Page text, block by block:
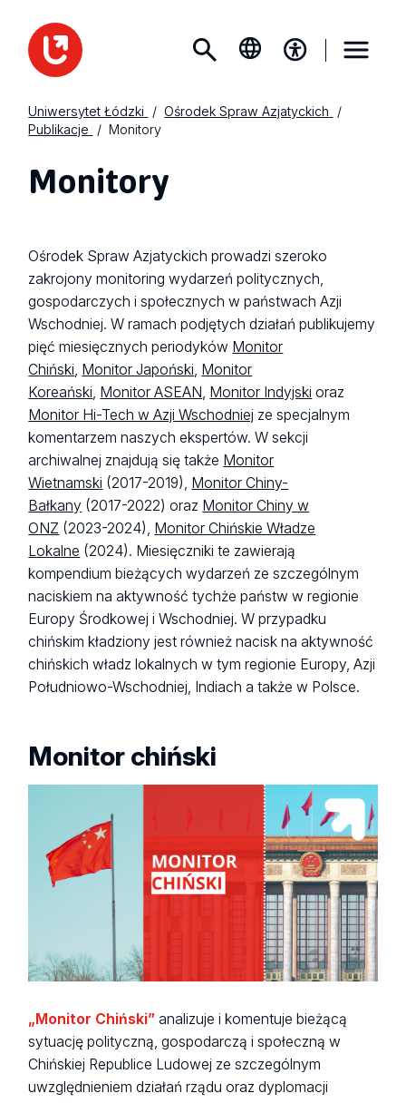
Uniwersytet Łódzki
Ośrodek Spraw Azjatyckich
Publikacje
Monitory
Monitory
Ośrodek Spraw Azjatyckich prowadzi szeroko
zakrojony monitoring wydarzeń politycznych,
gospodarczych i społecznych w państwach Azji
Wschodniej. W ramach podjętych działań publikujemy
pięć miesięcznych periodyków Monitor
Chiński, Monitor Japoński, Monitor
Koreański, Monitor ASEAN, Monitor Indyjski oraz
Monitor Hi-Tech w Azji Wschodniej ze specjalnym
komentarzem naszych ekspertów. W sekcji
archiwalnej znajdują się także Monitor
Wietnamski (2017-2019), Monitor Chiny-
Bałkany (2017-2022) oraz Monitor Chiny w
ONZ (2023-2024), Monitor Chińskie Władze
Lokalne (2024). Miesięczniki te zawierają
kompendium bieżących wydarzeń ze szczególnym
naciskiem na aktywność tychże państw w regionie
Europy Środkowej i Wschodniej. W przypadku
chińskim kładziony jest również nacisk na aktywność
chińskich władz lokalnych w tym regionie Europy, Azji
Południowo-Wschodniej, Indiach a także w Polsce.
Monitor chiński
„Monitor Chiński” analizuje i komentuje bieżącą
sytuację polityczną, gospodarczą i społeczną w
Chińskiej Republice Ludowej ze szczególnym
uwzględnieniem działań rządu oraz dyplomacji